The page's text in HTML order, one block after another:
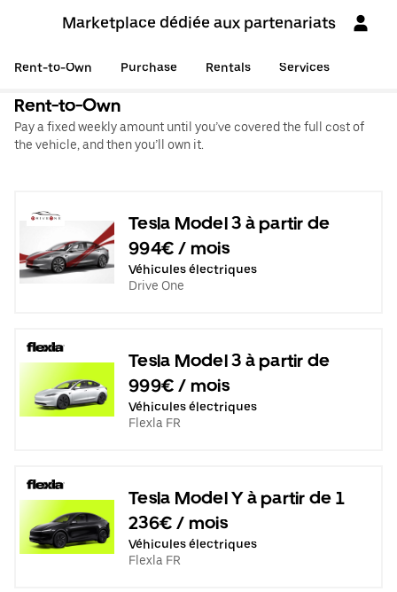
Marketplace dédiée aux partenariats
Rent-to-Own Purchase Rentals Services
Rent-to-Own
Pay a fixed weekly amount until you’ve covered the full cost of
the vehicle, and then you’ll own it.
Tesla Model 3 à partir de
994€ / mois
Véhicules électriques
Drive One
Tesla Model 3 à partir de
999€ / mois
Véhicules électriques
Flexla FR
Tesla Model Y à partir de 1
236€ / mois
Véhicules électriques
Flexla FR